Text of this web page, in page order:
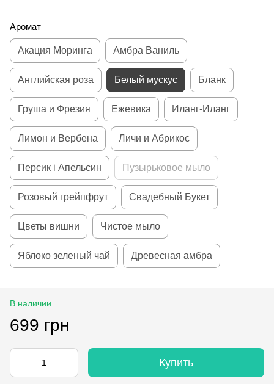
Аромат
Акация Моринга Амбра Ваниль
Английская роза Белый мускус Бланк
Груша и Фрезия Ежевика Иланг-Иланг
Лимон и Вербена Личи и Абрикос
Персик і Апельсин Пузырьковое мыло
Розовый грейпфрут Свадебный Букет
Цветы вишни Чистое мыло
Яблоко зеленый чай Древесная амбра
В наличии
699 грн
Купить